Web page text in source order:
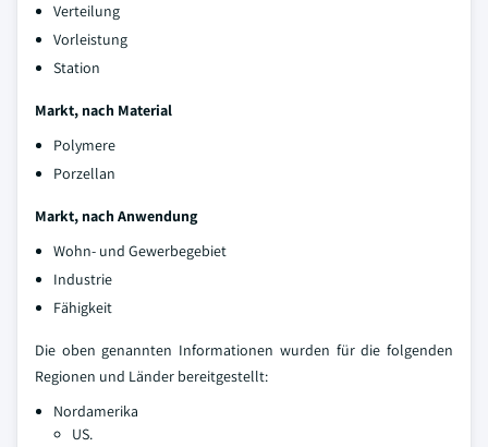
Verteilung
Vorleistung
Station
Markt, nach Material
Polymere
Porzellan
Markt, nach Anwendung
Wohn- und Gewerbegebiet
Industrie
Fähigkeit
Die oben genannten Informationen wurden für die folgenden
Regionen und Länder bereitgestellt:
Nordamerika
US.